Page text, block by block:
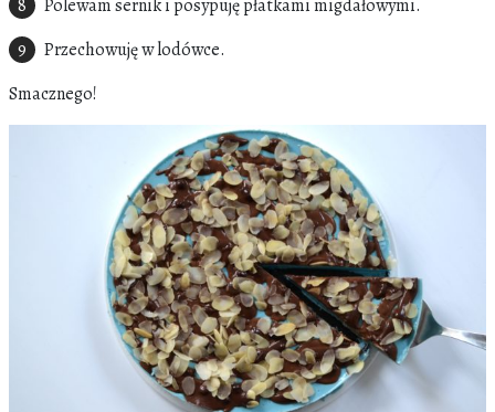
Polewam sernik i posypuję płatkami migdałowymi.
Przechowuję w lodówce.
Smacznego!